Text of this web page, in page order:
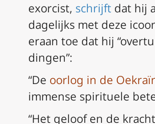
exorcist, schrijft dat hij
dagelijks met deze
eraan toe dat hij
dingen”:
“De oorlog in de
immense spirituele
“Het geloof en de